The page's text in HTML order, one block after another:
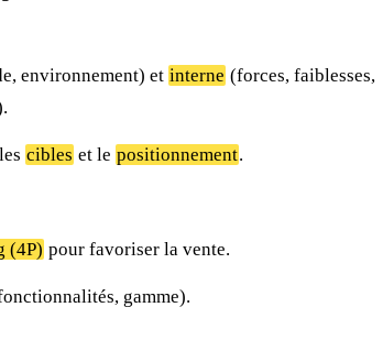
environnement) et interne (forces, faiblesses,
cibles et le positionnement.
(4P) pour favoriser la vente.
gamme).